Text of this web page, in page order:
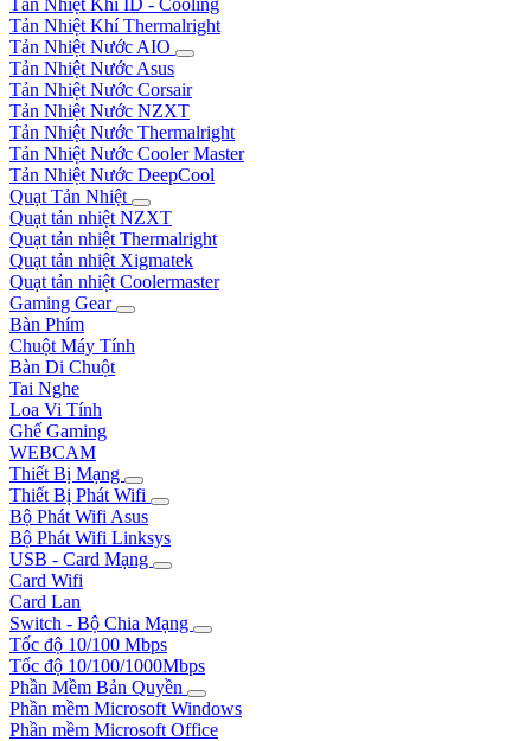
Tản Nhiệt Khí ID - Cooling
Tản Nhiệt Khí Thermalright
Tản Nhiệt Nước AIO
Tản Nhiệt Nước Asus
Tản Nhiệt Nước Corsair
Tản Nhiệt Nước NZXT
Tản Nhiệt Nước Thermalright
Tản Nhiệt Nước Cooler Master
Tản Nhiệt Nước DeepCool
Quạt Tản Nhiệt
Quạt tản nhiệt NZXT
Quạt tản nhiệt Thermalright
Quạt tản nhiệt Xigmatek
Quạt tản nhiệt Coolermaster
Gaming Gear
Bàn Phím
Chuột Máy Tính
Bàn Di Chuột
Tai Nghe
Loa Vi Tính
Ghế Gaming
WEBCAM
Thiết Bị Mạng
Thiết Bị Phát Wifi
Bộ Phát Wifi Asus
Bộ Phát Wifi Linksys
USB - Card Mạng
Card Wifi
Card Lan
Switch - Bộ Chia Mạng
Tốc độ 10/100 Mbps
Tốc độ 10/100/1000Mbps
Phần Mềm Bản Quyền
Phần mềm Microsoft Windows
Phần mềm Microsoft Office